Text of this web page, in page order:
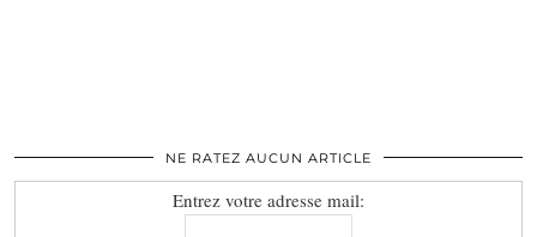
NE RATEZ AUCUN ARTICLE
Entrez votre adresse mail: